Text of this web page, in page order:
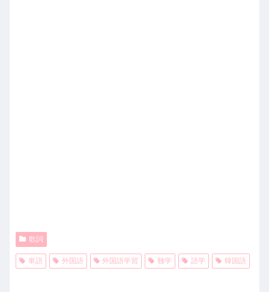
歌詞
単語 外国語 外国語学習 独学 語学 韓国語